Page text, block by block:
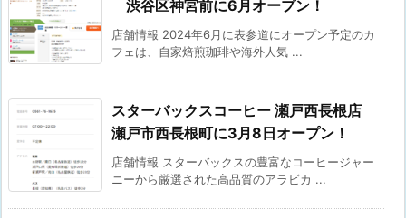
渋谷区神宮前に6月オープン！
店舗情報 2024年6月に表参道にオープン予定のカ
フェは、自家焙煎珈琲や海外人気 ...
スターバックスコーヒー 瀬戸西長根店
瀬戸市西長根町に3月8日オープン！
店舗情報 スターバックスの豊富なコーヒージャー
ニーから厳選された高品質のアラビカ ...